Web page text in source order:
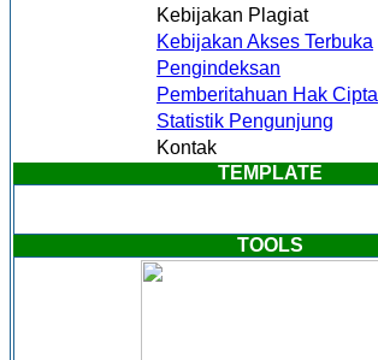
Kebijakan Plagiat
Kebijakan Akses Terbuka
Pengindeksan
Pemberitahuan Hak Cipta
Statistik Pengunjung
Kontak
TEMPLATE
TOOLS